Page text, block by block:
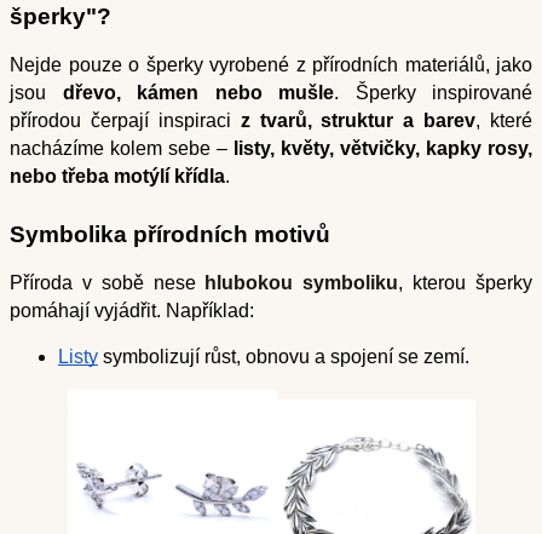
šperky"?
Nejde pouze o šperky vyrobené z přírodních materiálů, jako
jsou dřevo, kámen nebo mušle. Šperky inspirované
přírodou čerpají inspiraci z tvarů, struktur a barev, které
nacházíme kolem sebe – listy, květy, větvičky, kapky rosy,
nebo třeba motýlí křídla.
Symbolika přírodních motivů
Příroda v sobě nese hlubokou symboliku, kterou šperky
pomáhají vyjádřit. Například:
Listy symbolizují růst, obnovu a spojení se zemí.